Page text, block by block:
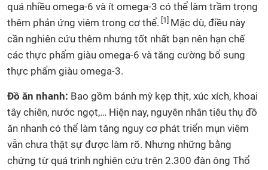
quá nhiều omega-6 và ít omega-3 có thể làm trầm trọng
thêm phản ứng viêm trong cơ thể. [1] Mặc dù, điều này
cần nghiên cứu thêm nhưng tốt nhất bạn nên hạn chế
các thực phẩm giàu omega-6 và tăng cường bổ sung
thực phẩm giàu omega-3.
Đồ ăn nhanh: Bao gồm bánh mỳ kẹp thịt, xúc xích, khoai
tây chiên, nước ngọt,… Hiện nay, nguyên nhân tiêu thụ đồ
ăn nhanh có thể làm tăng nguy cơ phát triển mụn viêm
vẫn chưa thật sự được làm rõ. Nhưng những bằng
chứng từ quá trình nghiên cứu trên 2.300 đàn ông Thổ